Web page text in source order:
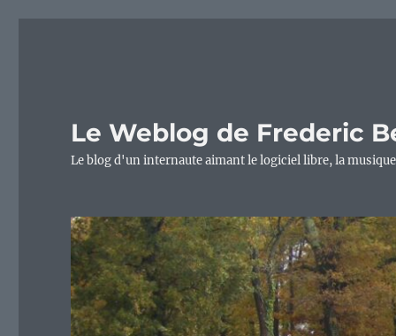
Le Weblog de Frederic
Le blog d'un internaute aimant le logiciel libre, la